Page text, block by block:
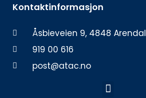
Kontaktinformasjon
Åsbieveien 9, 4848 Arendal
919 00 616
post@atac.no
Meny